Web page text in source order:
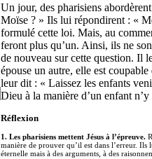
Un jour, des pharisiens
Moïse ? » Ils lui répondirent : «
formulé cette loi. Mais, au
feront plus qu’un. Ainsi, ils ne
de nouveau sur cette question. Il
épouse un autre, elle est
leur dit : « Laissez les enfants
Dieu à la manière d’un enfant
Réflexion
1. Les pharisiens mettent Jésus à l’épreuve.
manière de prouver qu’il est dans l’erreur. Ils
éternelle mais à des arguments, à des